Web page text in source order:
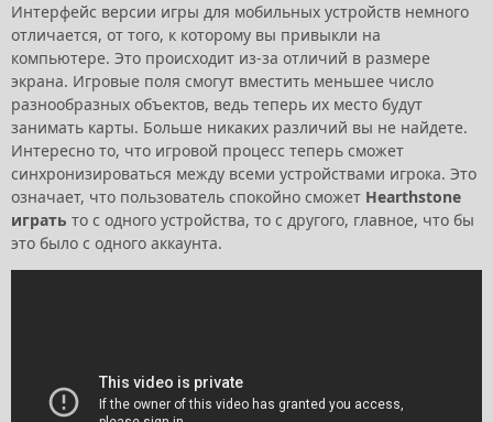
Интерфейс версии игры для мобильных устройств немного
отличается, от того, к которому вы привыкли на
компьютере. Это происходит из-за отличий в размере
экрана. Игровые поля смогут вместить меньшее число
разнообразных объектов, ведь теперь их место будут
занимать карты. Больше никаких различий вы не найдете.
Интересно то, что игровой процесс теперь сможет
синхронизироваться между всеми устройствами игрока. Это
означает, что пользователь спокойно сможет Hearthstone
играть то с одного устройства, то с другого, главное, что бы
это было с одного аккаунта.